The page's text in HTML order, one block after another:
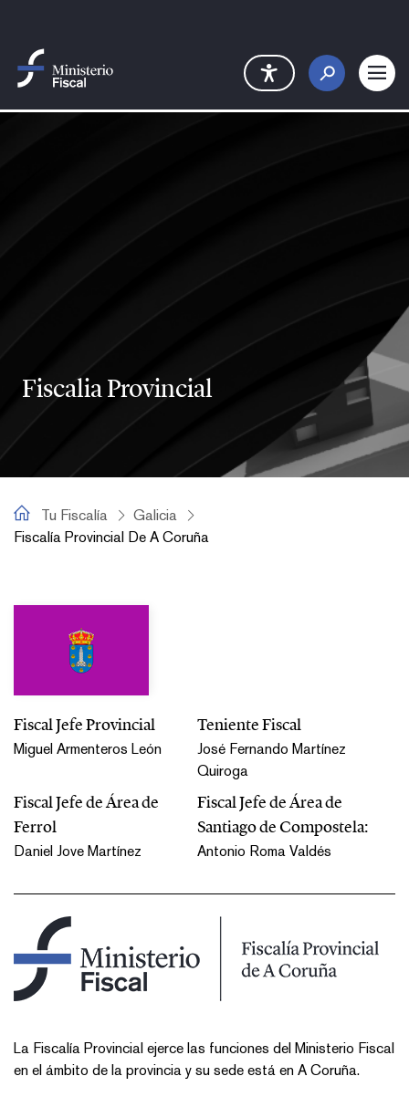
Fiscalia Provincial
Tu Fiscalía
Tu Fiscalía
Galicia
Fiscalía Provincial De A Coruña
Fiscal Jefe Provincial
Miguel Armenteros León
Teniente Fiscal
José Fernando Martínez
Quiroga
Fiscal Jefe de Área de
Ferrol
Daniel Jove Martínez
Fiscal Jefe de Área de
Santiago de Compostela:
Antonio Roma Valdés
​​​La Fiscalía Provincial ejerce las funciones del Ministerio Fiscal
en el ámbito de la provincia y su sede está en A Coruña.